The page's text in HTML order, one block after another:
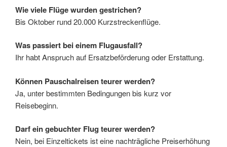
Wie viele Flüge wurden gestrichen?
Bis Oktober rund 20.000 Kurzstreckenflüge.
Was passiert bei einem Flugausfall?
Ihr habt Anspruch auf Ersatzbeförderung oder Erstattung.
Können Pauschalreisen teurer werden?
Ja, unter bestimmten Bedingungen bis kurz vor
Reisebeginn.
Darf ein gebuchter Flug teurer werden?
Nein, bei Einzeltickets ist eine nachträgliche Preiserhöhung